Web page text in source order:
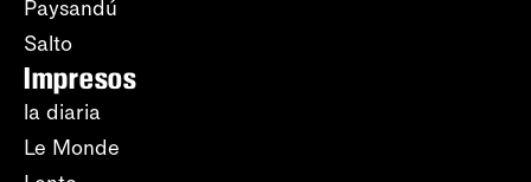
Paysandú
Salto
Impresos
la diaria
Le Monde